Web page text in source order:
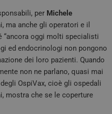
per Michele
ma anche gli operatori e il
oggi molti specialisti
ed endocrinologi non pongono
dei loro pazienti. Quando
non ne parlano, quasi mai
OspiVax, cioè gli ospedali
mostra che se le coperture